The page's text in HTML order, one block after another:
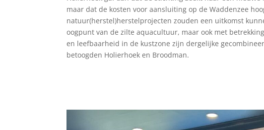
maar dat de kosten voor aansluiting op de Waddenzee
natuur(herstel)herstelprojecten zouden een uitkomst
oogpunt van de zilte aquacultuur, maar ook met
en leefbaarheid in de kustzone zijn dergelijke
betoogden Holierhoek en Broodman.